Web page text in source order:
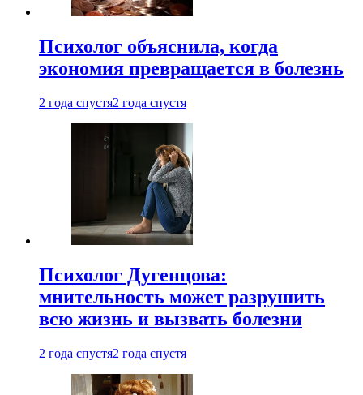
Психолог объяснила, когда
экономия превращается в болезнь
2 года спустя2 года спустя
Психолог Дугенцова:
мнительность может разрушить
всю жизнь и вызвать болезни
2 года спустя2 года спустя